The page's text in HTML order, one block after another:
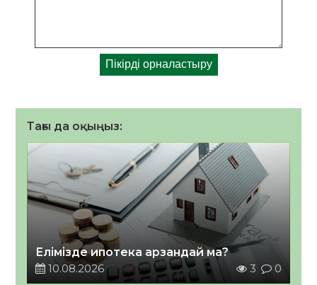
Тағы да оқыңыз:
Елімізде ипотека арзандай ма?
10.08.2026
3 0